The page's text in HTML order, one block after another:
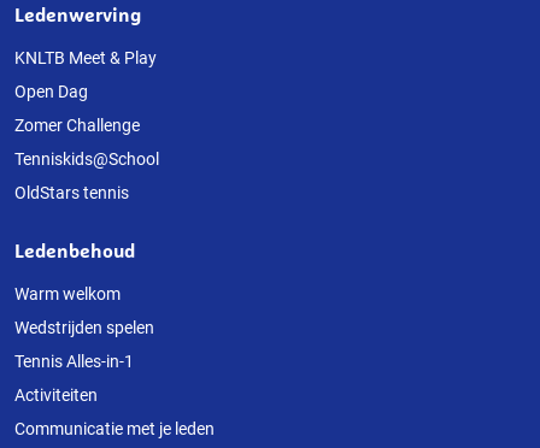
Over
deze
website
Ledenwerving
KNLTB Meet & Play
Open Dag
Zomer Challenge
Tenniskids@School
OldStars tennis
Ledenbehoud
Warm welkom
Wedstrijden spelen
Tennis Alles-in-1
Activiteiten
Communicatie met je leden